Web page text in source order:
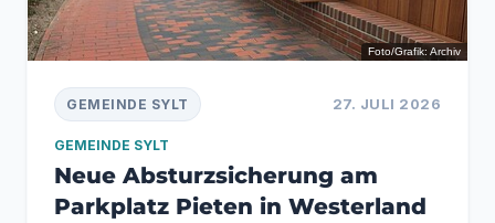
Foto/Grafik: Archiv
27. JULI 2026
GEMEINDE SYLT
GEMEINDE SYLT
Neue Absturzsicherung am
Parkplatz Pieten in Westerland